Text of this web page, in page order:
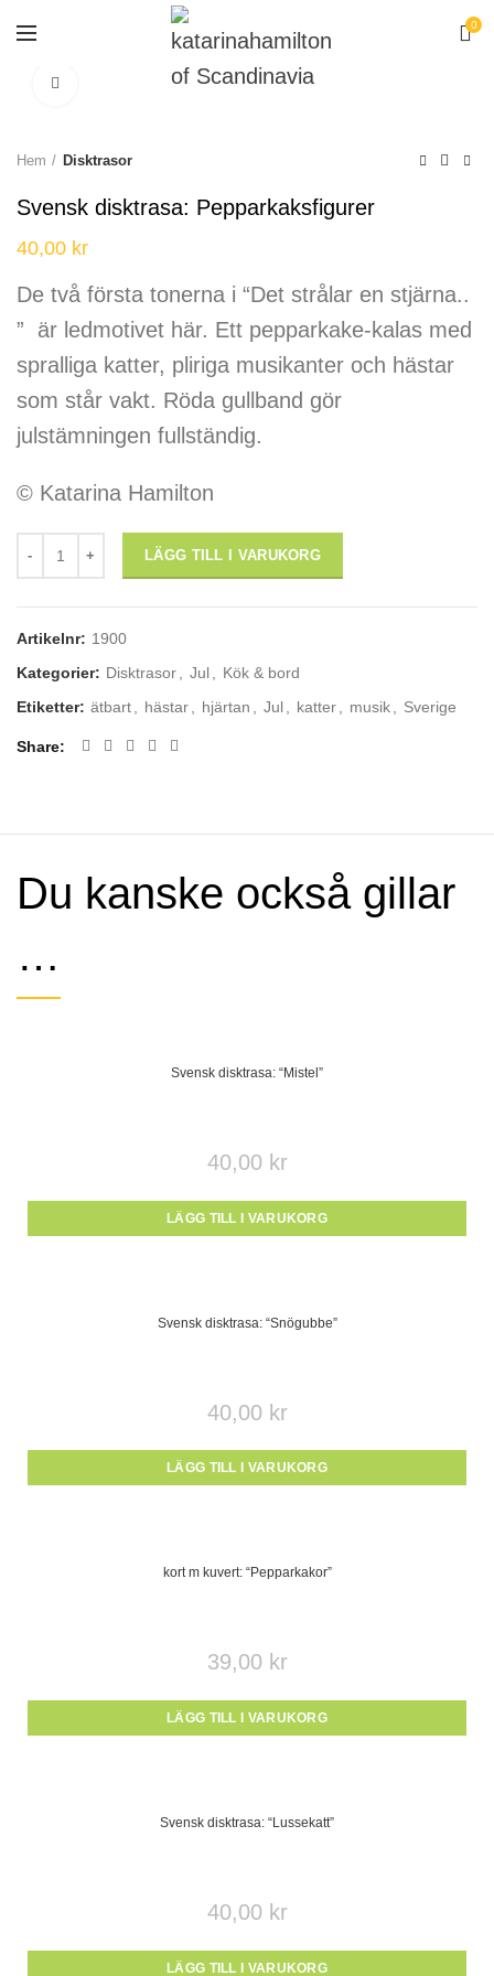
0
Click to enlarge
Hem Disktrasor
Svensk disktrasa: Pepparkaksfigurer
40,00 kr
De två första tonerna i “Det strålar en stjärna..
” är ledmotivet här. Ett pepparkake-kalas med
spralliga katter, pliriga musikanter och hästar
som står vakt. Röda gullband gör
julstämningen fullständig.
© Katarina Hamilton
Svensk disktrasa: Pepparkaksfigurer mängd
LÄGG TILL I VARUKORG
Artikelnr: 1900
Kategorier: Disktrasor Jul
Kök & bord
Etiketter: ätbart hästar hjärtan Jul katter musik Sverige
Share
Du kanske också gillar
…
Svensk disktrasa: “Mistel”
40,00 kr
LÄGG TILL I VARUKORG
Svensk disktrasa: “Snögubbe”
40,00 kr
LÄGG TILL I VARUKORG
kort m kuvert: “Pepparkakor”
39,00 kr
LÄGG TILL I VARUKORG
Svensk disktrasa: “Lussekatt”
40,00 kr
LÄGG TILL I VARUKORG